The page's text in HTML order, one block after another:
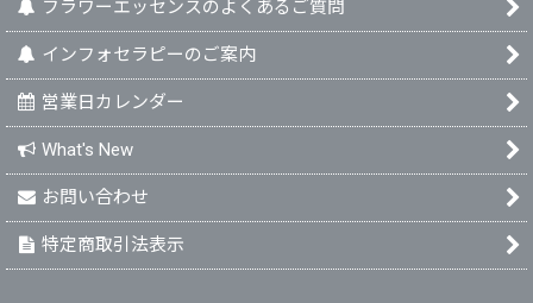
フラワーエッセンスのよくあるご質問
インフォセラピーのご案内
営業日カレンダー
What's New
お問い合わせ
特定商取引法表示